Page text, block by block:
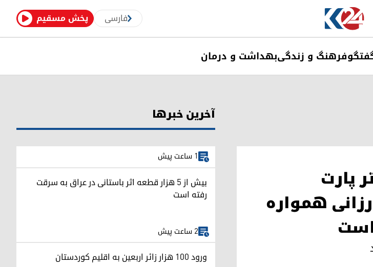
پخش مسقیم فارسی
فرهنگ و زندگیبهداشت و درمان
پارت
همواره
آخرین خبرها
1 ساعت پیش
بیش از ۵ هزار قطعه اثر باستانی در عراق به سرقت
رفته است
2 ساعت پیش
ورود ۱۰۰ هزار زائر اربعین به اقلیم کوردستان